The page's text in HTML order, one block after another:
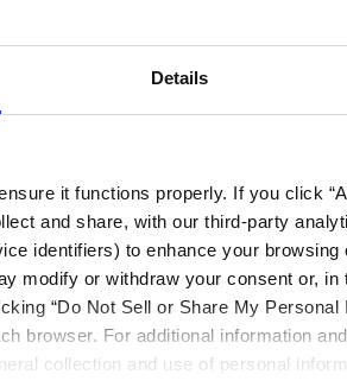
Details
it functions properly. If you click
and share, with our third-party
identifiers) to enhance your
modify or withdraw your consent or,
“Do Not Sell or Share My Personal
browser. For additional information
collection and use of personal